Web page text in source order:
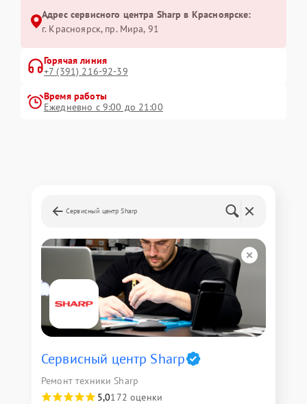
Адрес сервисного центра Sharp в Красноярске:
г. Красноярск, ​пр. Мира, 91
Горячая линия
+7 (391) 216-92-39
Время работы
Ежедневно с 9:00 до 21:00
Сервисный центр Sharp
Сервисный центр Sharp
Ремонт техники Sharp
5,0172 оценки